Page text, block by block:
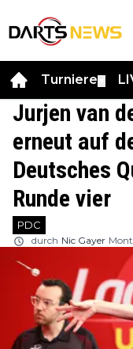
Turniere
Jurjen van
erneut auf
Deutsches
Runde vier
PDC
durch Nic Gayer